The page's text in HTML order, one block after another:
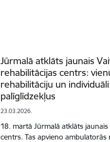
Jūrmalā atklāts jaunais
rehabilitācijas centrs:
rehabilitāciju un
palīglīdzekļus
23.03.2026.
18. martā Jūrmalā atklāts
centrs. Tas apvieno